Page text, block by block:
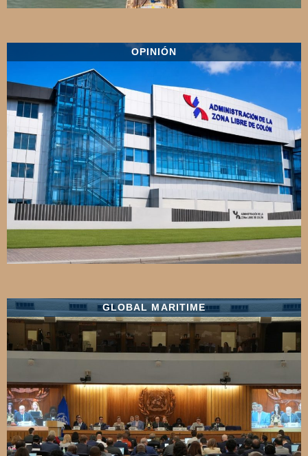
OPINIÓN
GLOBAL MARITIME